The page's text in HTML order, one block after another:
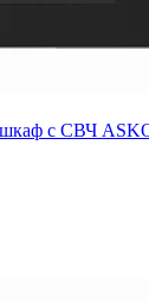
с СВЧ